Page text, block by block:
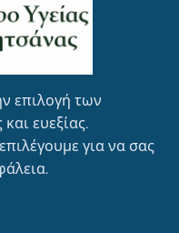
επιλογή των
ευεξίας.
για να σας